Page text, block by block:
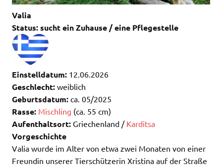
Valia
Status: sucht ein Zuhause / eine Pflegestelle
Einstelldatum: 12.06.2026
Geschlecht: weiblich
Geburtsdatum: ca. 05/2025
Rasse: Mischling (ca. 55 cm)
Aufenthaltsort: Griechenland / Karditsa
Vorgeschichte
Valia wurde im Alter von etwa zwei Monaten von einer
Freundin unserer Tierschützerin Xristina auf der Straße